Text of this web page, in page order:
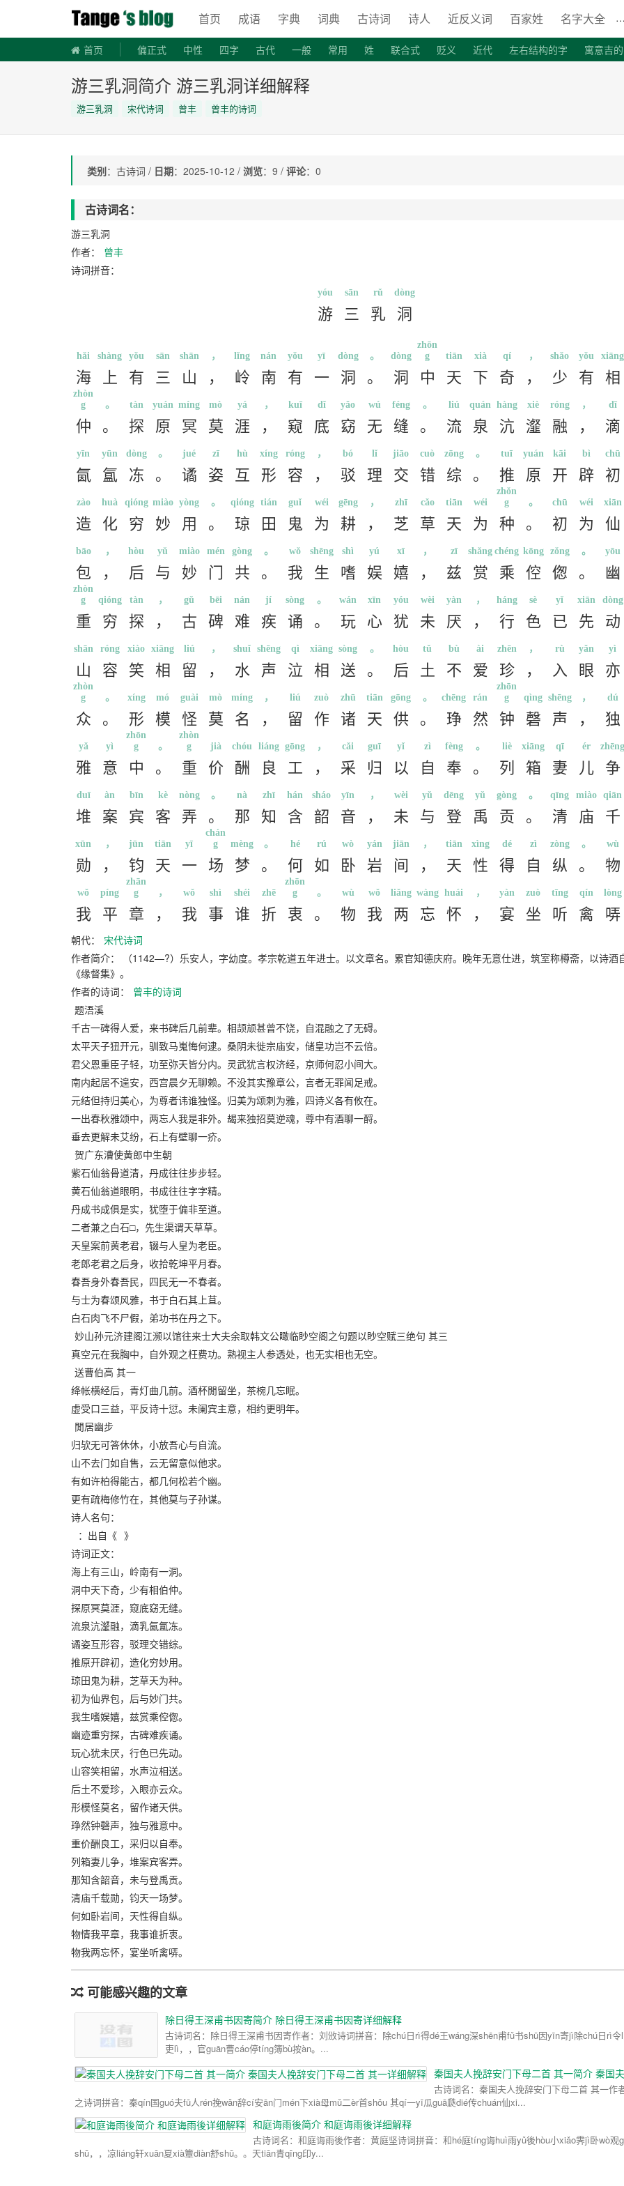
稗官野史
首页 成语 字典 词典 古诗词 诗人 近反义词 百家姓 名字大全
首页 偏正式 中性 四字 古代 一般 常用 姓 联合式 贬义 近代 左右结构的字
寓意吉
宋代诗词
首字母是Z的词语 首字母是S的词语
游三乳洞简介 游三乳洞详细解释
游三乳洞 宋代诗词 曾丰 曾丰的诗词
类别：古诗词 / 日期：2025-10-12 / 浏览：9 / 评论：0
古诗词名：
游三乳洞
作者：
曾丰
诗词拼音：
游
yóu
三
sān
乳
rǔ
洞
dòng
海
hǎi
上
shàng
有
yǒu
三
sān
山
shān
，
，
岭
lǐng
南
nán
有
yǒu
一
yī
洞
dòng
。
。
洞
dòng
中
zhōn
g
天
tiān
下
xià
奇
qí
，
，
少
shǎo
有
yǒu
相
xiāng
仲
zhòn
g
。
。
探
tàn
原
yuán
冥
míng
莫
mò
涯
yá
，
，
窥
kuī
底
dǐ
窈
yǎo
无
wú
缝
féng
。
。
流
liú
泉
quán
沆
hàng
瀣
xiè
融
róng
，
，
滴
dī
氤
yīn
氲
yūn
冻
dòng
。
。
谲
jué
姿
zī
互
hù
形
xíng
容
róng
，
，
驳
bó
理
lǐ
交
jiāo
错
cuò
综
zōng
。
。
推
tuī
原
yuán
开
kāi
辟
bì
初
chū
造
zào
化
huà
穷
qióng
妙
miào
用
yòng
。
。
琼
qióng
田
tián
鬼
guǐ
为
wéi
耕
gēng
，
，
芝
zhī
草
cǎo
天
tiān
为
wéi
种
zhǒn
g
。
。
初
chū
为
wéi
仙
xiān
包
bāo
，
，
后
hòu
与
yǔ
妙
miào
门
mén
共
gòng
。
。
我
wǒ
生
shēng
嗜
shì
娱
yú
嬉
xī
，
，
兹
zī
赏
shǎng
乘
chéng
倥
kōng
偬
zǒng
。
。
幽
yōu
重
zhòn
g
穷
qióng
探
tàn
，
，
古
gǔ
碑
bēi
难
nán
疾
jí
诵
sòng
。
。
玩
wán
心
xīn
犹
yóu
未
wèi
厌
yàn
，
，
行
háng
色
sè
已
yǐ
先
xiān
动
dòng
山
shān
容
róng
笑
xiào
相
xiāng
留
liú
，
，
水
shuǐ
声
shēng
泣
qì
相
xiāng
送
sòng
。
。
后
hòu
土
tǔ
不
bù
爱
ài
珍
zhēn
，
，
入
rù
眼
yǎn
亦
yì
众
zhòn
g
。
。
形
xíng
模
mó
怪
guài
莫
mò
名
míng
，
，
留
liú
作
zuò
诸
zhū
天
tiān
供
gōng
。
。
琤
chēng
然
rán
钟
zhōn
g
磬
qìng
声
shēng
，
，
独
dú
雅
yǎ
意
yì
中
zhōn
g
。
。
重
zhòn
g
价
jià
酬
chóu
良
liáng
工
gōng
，
，
采
cǎi
归
guī
以
yǐ
自
zì
奉
fèng
。
。
列
liè
箱
xiāng
妻
qī
儿
ér
争
zhēng
堆
duī
案
àn
宾
bīn
客
kè
弄
nòng
。
。
那
nà
知
zhī
含
hán
韶
sháo
音
yīn
，
，
未
wèi
与
yǔ
登
dēng
禹
yǔ
贡
gòng
。
。
清
qīng
庙
miào
千
qiān
勋
xūn
，
，
钧
jūn
天
tiān
一
yī
场
chán
g
梦
mèng
。
。
何
hé
如
rú
卧
wò
岩
yán
间
jiān
，
，
天
tiān
性
xìng
得
dé
自
zì
纵
zòng
。
。
物
wù
我
wǒ
平
píng
章
zhān
g
，
，
我
wǒ
事
shì
谁
shéi
折
zhē
衷
zhōn
g
。
。
物
wù
我
wǒ
两
liǎng
忘
wàng
怀
huái
，
，
宴
yàn
坐
zuò
听
tīng
禽
qín
哢
lòng
朝代：
宋代诗词
作者简介： （1142—?）乐安人，字幼度。孝宗乾道五年进士。以文章名。累官知德庆府。晚年无意仕进，筑室称樽斋，以诗酒
《缘督集》。
作者的诗词：
曾丰的诗词
题浯溪
千古一碑得人爱，来书碑后几前辈。相颉颃甚曾不饶，自混融之了无碍。
太平天子狃开元，驯致马嵬悔何逮。桑阴未徙宗庙安，储皇功岂不云倍。
君父恩重臣子轻，功至弥天皆分内。灵武犹言权济经，京师何忍小间大。
南内起居不遑安，西宫晨夕无聊赖。不没其实豫章公，言者无罪闻足戒。
元结但持归美心，为尊者讳谁独怪。归美为颂刺为雅，四诗义各有攸在。
一出春秋雅颂中，两忘人我是非外。朅来独招莫逆魂，尊中有酒聊一酹。
垂去更解未艾纷，石上有壁聊一疥。
贺广东漕使黄郎中生朝
紫石仙翁骨道清，丹成往往步步轻。
黄石仙翁道眼明，书成往往字字精。
丹成书成俱是实，犹堕于偏非至道。
二者兼之白石□，先生渠谓天草草。
天皇案前黄老君，辍与人皇为老臣。
老郎老君之后身，收拾乾坤平月春。
春吾身外春吾民，四民无一不春者。
与士为春颂风雅，书于白石其上苴。
白石肉飞不尸假，弟功书在丹之下。
妙山孙元济建阁江濒以馆往来士大夫余取韩文公瞰临眇空阁之句题以眇空赋三绝句 其三
真空元在我胸中，自外观之枉费功。熟视主人参透处，也无实相也无空。
送曹伯高 其一
绛帐横经后，青灯曲几前。酒杯閒留坐，茶椀几忘眠。
虚受口三益，平反诗十愆。未阑宾主意，相约更明年。
閒居幽步
归欤无可答休休，小放吾心与自流。
山不去门如自售，云无留意似他求。
有如许柏得能古，都几何松若个幽。
更有疏梅修竹在，其他莫与子孙谋。
诗人名句：
：出自《 》
诗词正文：
海上有三山，岭南有一洞。
洞中天下奇，少有相伯仲。
探原冥莫涯，窥底窈无缝。
流泉沆瀣融，滴乳氤氲冻。
谲姿互形容，驳理交错综。
推原开辟初，造化穷妙用。
琼田鬼为耕，芝草天为种。
初为仙界包，后与妙门共。
我生嗜娱嬉，兹赏乘倥偬。
幽迹重穷探，古碑难疾诵。
玩心犹未厌，行色已先动。
山容笑相留，水声泣相送。
后土不爱珍，入眼亦云众。
形模怪莫名，留作诸天供。
琤然钟磬声，独与雅意中。
重价酬良工，采归以自奉。
列箱妻儿争，堆案宾客弄。
那知含韶音，未与登禹贡。
清庙千载勋，钧天一场梦。
何如卧岩间，天性得自纵。
物情我平章，我事谁折衷。
物我两忘怀，宴坐听禽哢。
可能感兴趣的文章
除日得王深甫书因寄简介 除日得王深甫书因寄详细解释
古诗词名：除日得王深甫书因寄作者：刘攽诗词拼音：除chú日rì得dé王wáng深shēn甫fǔ书shū因yīn寄jì除chú日rì
吏lì，，官guān曹cáo停tíng簿bù按àn。...
秦国夫人挽辞安门下母二首 其一简介 秦国
古诗词名：秦国夫人挽辞安门下母二首 其一作
之诗词拼音：秦qín国guó夫fū人rén挽wǎn辞cí安ān门mén下xià母mǔ二èr首shǒu 其qí一yī瓜guā瓞dié传chuán仙xi...
和庭诲雨後简介 和庭诲雨後详细解释
古诗词名：和庭诲雨後作者：黄庭坚诗词拼音：和hé庭tíng诲huì雨yǔ後hòu小xiǎo霁jì卧wò观
shū，，凉liáng轩xuān夏xià簟diàn舒shū。。天tiān青qīng印y...